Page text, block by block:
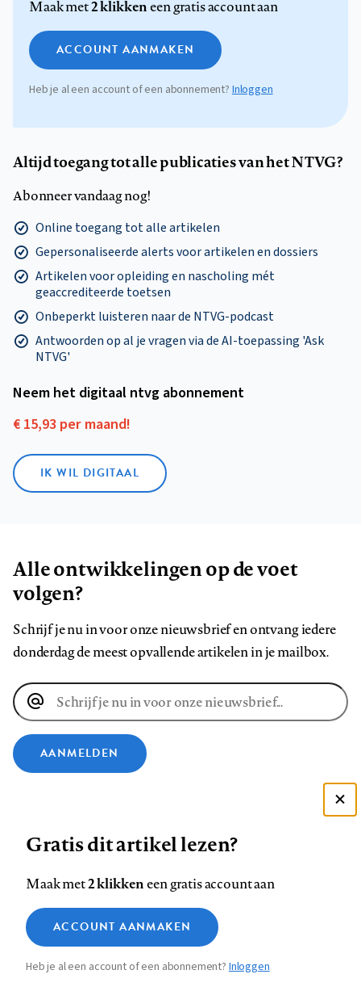
Maak met2 klikkeneen gratis account aan
ACCOUNT AANMAKEN
Heb je al een account of een abonnement?Inloggen
Altijd toegang tot alle publicaties van het NTVG?
Abonneer vandaag nog!
Online toegang tot alle artikelen
Gepersonaliseerde alerts voor artikelen en dossiers
Artikelen voor opleiding en nascholing mét
geaccrediteerde toetsen
Onbeperkt luisteren naar de NTVG-podcast
Antwoorden op al je vragen via de AI-toepassing 'Ask
NTVG'
Neem het digitaal ntvg abonnement
€ 15,93 per maand!
IK WIL DIGITAAL
Alle ontwikkelingen op de voet
volgen?
Schrijf je nu in voor onze nieuwsbrief en ontvang iedere
donderdag de meest opvallende artikelen in je mailbox.
E-
mailadres
AANMELDEN
ons
op
Facebook
ons
op
LinkedIn
ons
op
Bluesky
ons
op
Instagram
ons
op
YouTube
ons
Footer
navigation
Contact Colofon Disclaimer Privacy
Medische vragen verdienen
betrouwbare antwoorden
Zie onze cookie policy
Analytische cookies
Marketing cookies
Gratis dit artikel lezen?
Maak met2 klikkeneen gratis account aan
ACCOUNT AANMAKEN
Heb je al een account of een abonnement?Inloggen